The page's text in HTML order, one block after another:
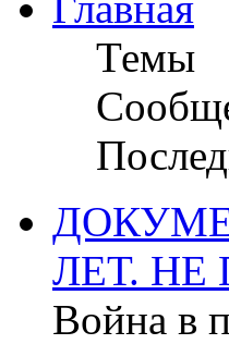
Темы
ЛЕТ.
Война в